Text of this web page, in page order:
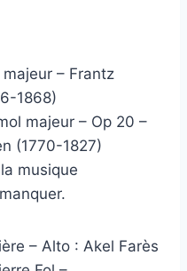
– Frantz
1868)
majeur – Op 20 –
(1770-1827)
musique
– Alto : Akel Farès